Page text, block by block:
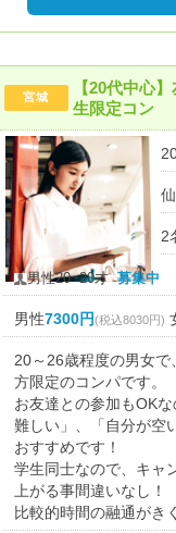
宮城
【20代中心
生限定コン
2
男性20~20才募集中
男性7300円(税込8030円)
20～26歳程度の男女で
方限定のコンパです。
お友達との参加もOK
難しい」、「自分が空
おすすめです！
学生同士なので、キャ
上がる事間違いなし！
比較的時間の融通がき